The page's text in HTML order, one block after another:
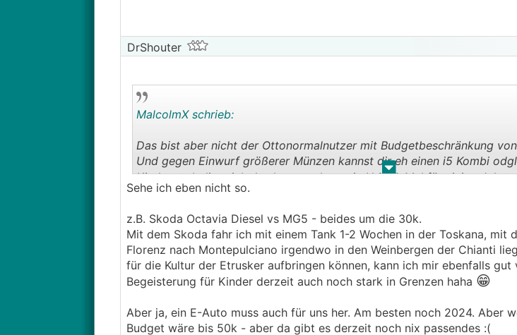
DrShouter
. .
MalcolmX schrieb:
Das bist aber nicht der Ottonormalnutzer mit Budgetbeschränkung
Und gegen Einwurf größerer Münzen kannst dir eh einen i5 Kombi
Kindern erledigt sich das herumgehetze in Urlaub Mal für einige
Sehe ich eben nicht so.
z.B. Skoda Octavia Diesel vs MG5 - beides um die 30k.
Mit dem Skoda fahr ich mit einem Tank 1-2 Wochen in der Toskana, mit
Florenz nach Montepulciano irgendwo in den Weinbergen der Chianti
für die Kultur der Etrusker aufbringen können, kann ich mir ebenfalls
Begeisterung für Kinder derzeit auch noch stark in Grenzen haha 😁
Aber ja, ein E-Auto muss auch für uns her. Am besten noch 2024. Aber
Budget wäre bis 50k - aber da gibt es derzeit noch nix passendes :(